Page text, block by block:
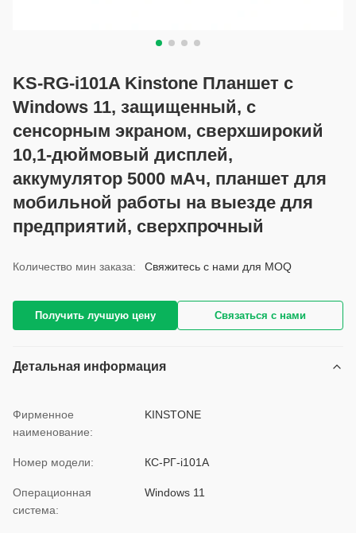
KS-RG-i101A Kinstone Планшет с
Windows 11, защищенный, с
сенсорным экраном, сверхширокий
10,1-дюймовый дисплей,
аккумулятор 5000 мАч, планшет для
мобильной работы на выезде для
предприятий, сверхпрочный
Количество мин заказа: Свяжитесь с нами для MOQ
Получить лучшую цену Связаться с нами
Детальная информация
Фирменное
наименование:
KINSTONE
Номер модели: КС-РГ-i101A
Операционная
система:
Windows 11